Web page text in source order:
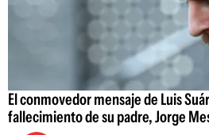
El conmovedor mensaje de Luis
fallecimiento de su padre, Jorge